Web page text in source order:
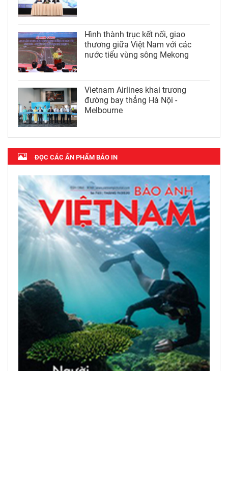
Hình thành trục kết nối, giao
thương giữa Việt Nam với các
nước tiểu vùng sông Mekong
Vietnam Airlines khai trương
đường bay thẳng Hà Nội -
Melbourne
ĐỌC CÁC ẤN PHẨM BÁO IN